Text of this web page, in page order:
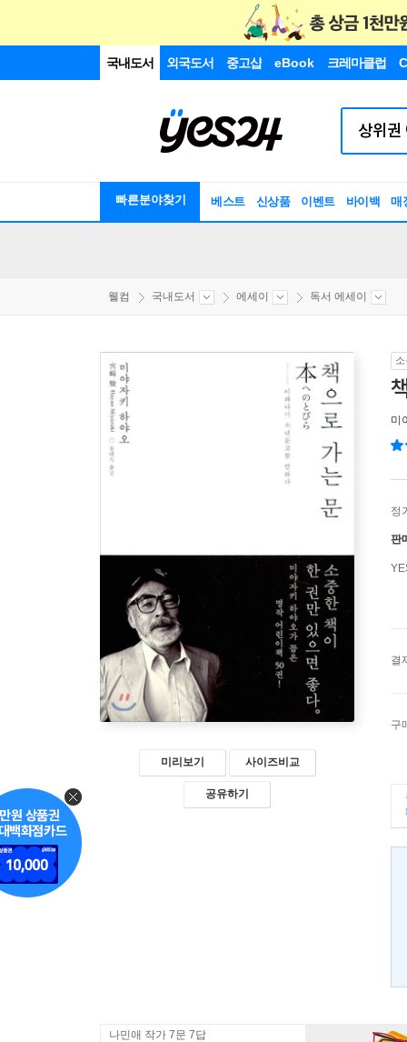
국내도서 외국도서 중고샵 eBook 크레마클럽
빠른분야찾기 베스트 신상품 이벤트 바이백 매
웰컴 국내도서 에세이 독서 에세이
미리보기 사이즈비교
공유하기
미
정
판
결
구
나민애 작가 7문 7답